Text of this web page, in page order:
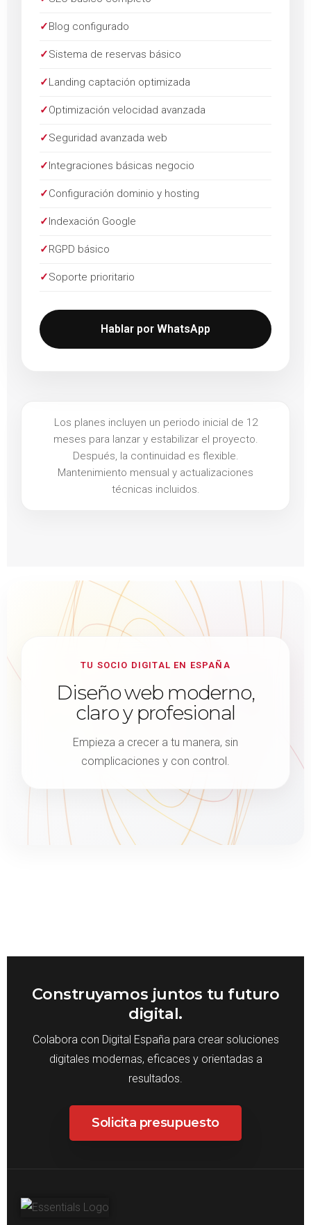
✓Blog configurado
✓Sistema de reservas básico
✓Landing captación optimizada
✓Optimización velocidad avanzada
✓Seguridad avanzada web
✓Integraciones básicas negocio
✓Configuración dominio y hosting
✓Indexación Google
✓RGPD básico
✓Soporte prioritario
Hablar por WhatsApp
Los planes incluyen un periodo inicial de 12
meses para lanzar y estabilizar el proyecto.
Después, la continuidad es flexible.
Mantenimiento mensual y actualizaciones
técnicas incluidos.
TU SOCIO DIGITAL EN ESPAÑA
Diseño web moderno,
claro y profesional
Empieza a crecer a tu manera, sin
complicaciones y con control.
Construyamos juntos tu futuro
digital.
Colabora con Digital España para crear soluciones
digitales modernas, eficaces y orientadas a
resultados.
Solicita presupuesto